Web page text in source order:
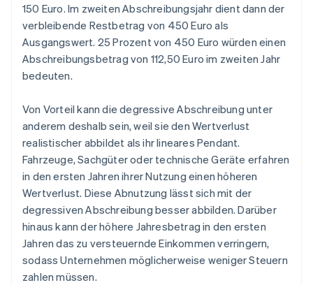
150 Euro. Im zweiten Abschreibungsjahr dient dann der
verbleibende Restbetrag von 450 Euro als
Ausgangswert. 25 Prozent von 450 Euro würden einen
Abschreibungsbetrag von 112,50 Euro im zweiten Jahr
bedeuten.
Von Vorteil kann die degressive Abschreibung unter
anderem deshalb sein, weil sie den Wertverlust
realistischer abbildet als ihr lineares Pendant.
Fahrzeuge, Sachgüter oder technische Geräte erfahren
in den ersten Jahren ihrer Nutzung einen höheren
Wertverlust. Diese Abnutzung lässt sich mit der
degressiven Abschreibung besser abbilden. Darüber
hinaus kann der höhere Jahresbetrag in den ersten
Jahren das zu versteuernde Einkommen verringern,
sodass Unternehmen möglicherweise weniger Steuern
zahlen müssen.